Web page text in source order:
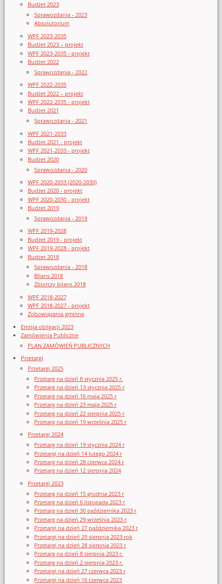
Budżet 2023
Sprawozdania - 2023
Absolutorium
WPF 2023-2035
Budżet 2023 – projekt
WPF 2023-2035 - projekt
Budżet 2022
Sprawozdania - 2022
WPF 2022-2035
Budżet 2022 – projekt
WPF 2022-2035 - projekt
Budżet 2021
Sprawozdania - 2021
WPF 2021-2033
Budżet 2021 - projekt
WPF 2021-2033 - projekt
Budżet 2020
Sprawozdania - 2020
WPF 2020-2033 (2020-2030)
Budżet 2020 - projekt
WPF 2020-2030 - projekt
Budżet 2019
Sprawozdania - 2019
WPF 2019-2028
Budżet 2019 - projekt
WPF 2019-2028 - projekt
Budżet 2018
Sprawozdania - 2018
Bilans 2018
Zbiorczy bilans 2018
WPF 2018-2027
WPF 2018-2027 - projekt
Zobowiązania gminne
Emisja obligacji 2023
Zamówienia Publiczne
PLAN ZAMÓWIEŃ PUBLICZNYCH
Przetargi
Przetargi 2025
Przetarg na dzień 8 stycznia 2025 r.
Przetarg na dzień 13 stycznia 2025 r
Przetarg na dzień 16 maja 2025 r
Przetarg na dzień 23 maja 2025 r
Przetarg na dzień 22 sierpnia 2025 r
Przetarg na dzień 19 września 2025 r
Przetargi 2024
Przetarg na dzień 19 stycznia 2024 r
Przetargi na dzień 14 lutego 2024 r
Przetarg na dzień 28 czerwca 2024 r
Przetarg na dzień 12 sierpnia 2024
Przetargi 2023
Przetarg na dzień 15 grudnia 2023 r
Przetarg na dzień 6 listopada 2023 r
Przetarg na dzień 30 października 2023 r
Przetarg na dzień 29 września 2023 r
Przetargi na dzień 27 października 2023 r
Przetargi na dzień 29 sierpnia 2023 rok
Przetargi na dzień 28 sierpnia 2023 r
Przetarg na dzień 8 sierpnia 2023 r.
Przetarg na dzień 2 sierpnia 2023 r.
Przetargi na dzień 27 czerwca 2023 r
Przetargi na dzień 16 czerwca 2023